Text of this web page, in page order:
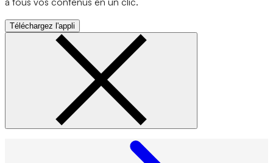
Téléchargez l'appli